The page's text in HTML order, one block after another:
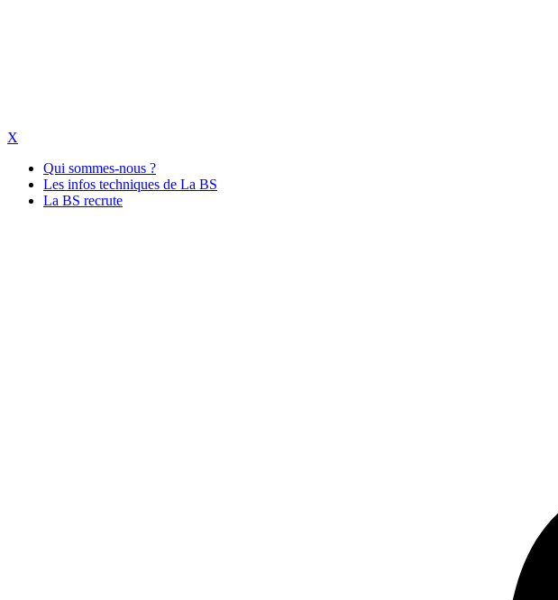
X
Qui sommes-nous ?
Les infos techniques de La BS
La BS recrute